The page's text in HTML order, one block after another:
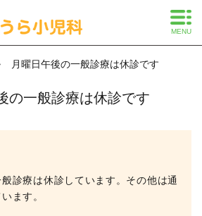
MENU
月曜日午後の一般診療は休診です
の一般診療は休診です
診療は休診しています。その他は通
ます。